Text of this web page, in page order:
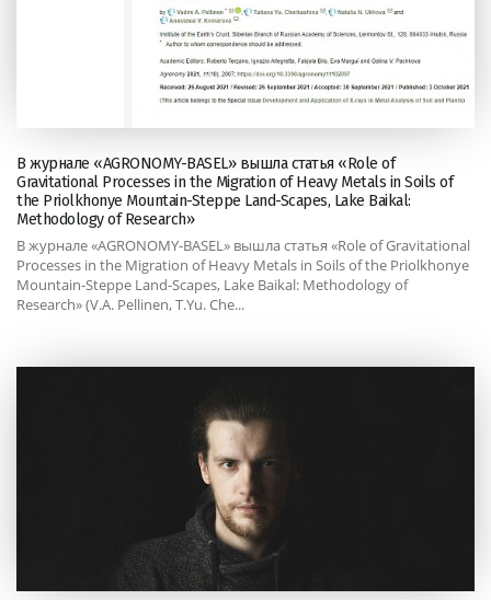
В журнале «AGRONOMY-BASEL» вышла статья «Role of
Gravitational Processes in the Migration of Heavy Metals in Soils of
the Priolkhonye Mountain-Steppe Land-Scapes, Lake Baikal:
Methodology of Research»
В журнале «AGRONOMY-BASEL» вышла статья «Role of Gravitational
Processes in the Migration of Heavy Metals in Soils of the Priolkhonye
Mountain-Steppe Land-Scapes, Lake Baikal: Methodology of
Research» (V.A. Pellinen, T.Yu. Che...